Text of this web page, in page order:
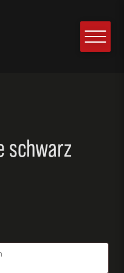
schwarz